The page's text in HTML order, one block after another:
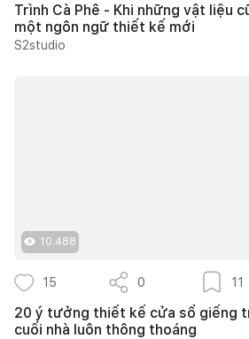
Trình Cà Phê - Khi những vật liệu
một ngôn ngữ thiết kế mới
S2studio
10.488
15 0 11
20 ý tưởng thiết kế cửa sổ giếng
cuối nhà luôn thông thoáng